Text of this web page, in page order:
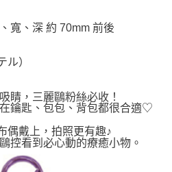
寬、深 約 70mm 前後
ル）
睛，三麗鷗粉絲必收！
鑰匙、包包、背包都很合適♡
偶戴上，拍照更有趣♪
控看到必心動的療癒小物。